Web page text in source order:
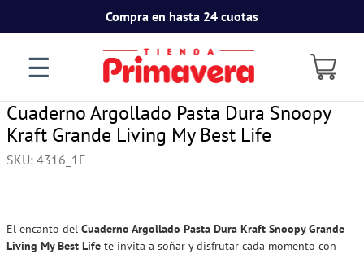
Compra en hasta 24 cuotas
☰
Cuaderno Argollado Pasta Dura Snoopy
Kraft Grande Living My Best Life
SKU: 4316_1F
El encanto del Cuaderno Argollado Pasta Dura Kraft Snoopy Grande
Living My Best Life te invita a soñar y disfrutar cada momento con